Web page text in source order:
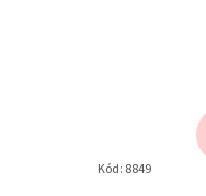
Kód: 8849